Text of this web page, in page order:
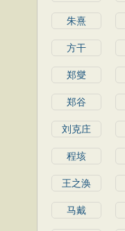
朱熹
方干
郑燮
郑谷
刘克庄
程垓
王之涣
马戴